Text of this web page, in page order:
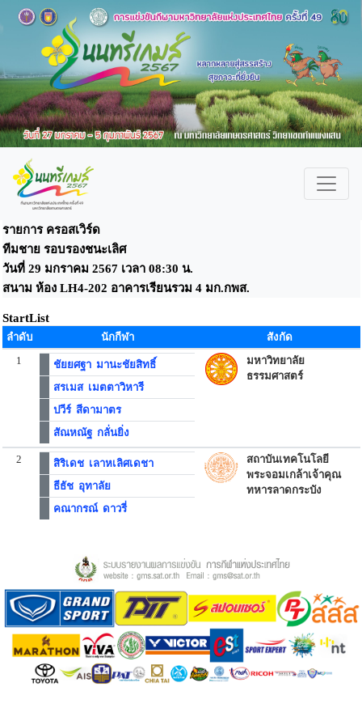
รายการ ครอสเวิร์ด
ทีมชาย รอบรองชนะเลิศ
วันที่ 29 มกราคม 2567 เวลา 08:30 น.
สนาม ห้อง LH4-202 อาคารเรียนรวม 4 มก.กพส.
StartList
ลำดับ นักกีฬา
สังกัด
1
ชัยยศฐา มานะชัยสิทธิ์
สรเมส เมตตาวิหารี
ปวีร์ สีดามาตร
สัณหณัฐ กลั่นยิ่ง
มหาวิทยาลัย
ธรรมศาสตร์
2
สิริเดช เลาหเลิศเดชา
ธีธัช อุทาลัย
คณากรณ์ ดาวรี่
สถาบันเทคโนโลยี
พระจอมเกล้าเจ้าคุณ
ทหารลาดกระบัง